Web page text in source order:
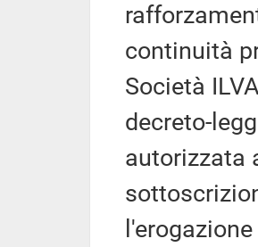
continuità
Società
decreto-
autorizzata